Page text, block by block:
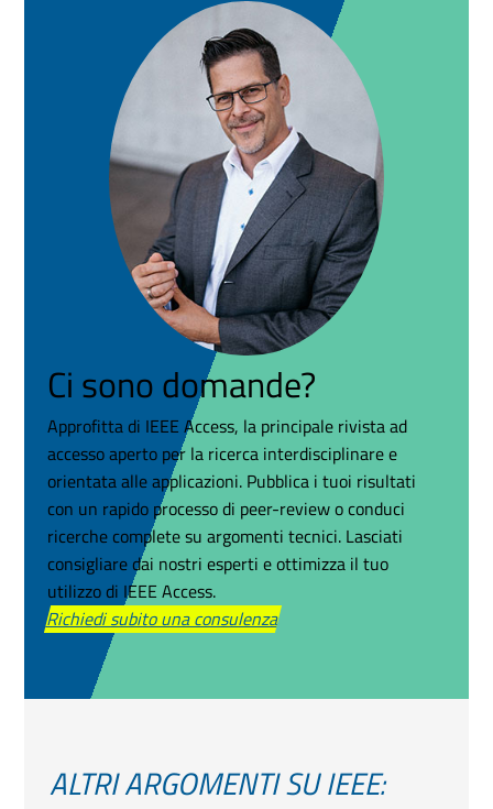
Ci sono domande?
Approfitta di IEEE Access, la principale rivista ad
accesso aperto per la ricerca interdisciplinare e
orientata alle applicazioni. Pubblica i tuoi risultati
con un rapido processo di peer-review o conduci
ricerche complete su argomenti tecnici. Lasciati
consigliare dai nostri esperti e ottimizza il tuo
utilizzo di IEEE Access.
Richiedi subito una consulenza
ALTRI ARGOMENTI SU IEEE: